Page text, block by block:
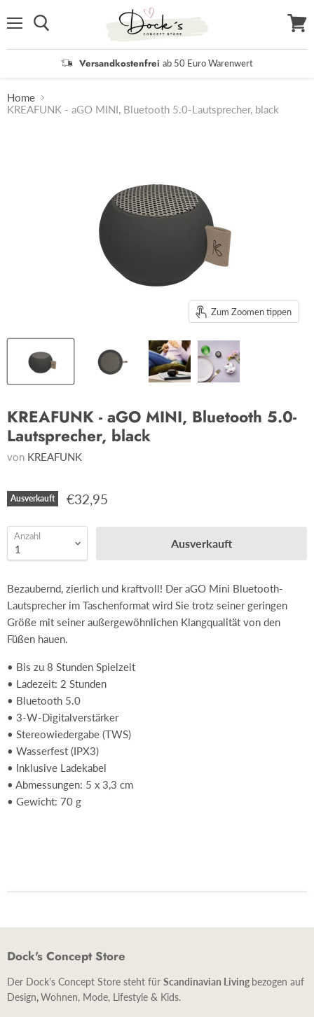
Versandkostenfrei ab 50 Euro Warenwert
Home
KREAFUNK - aGO MINI, Bluetooth 5.0-Lautsprecher, black
Zum Zoomen tippen
KREAFUNK - aGO MINI, Bluetooth 5.0-
Lautsprecher, black
von KREAFUNK
Ausverkauft €32,95
Anzahl
Ausverkauft
Bezaubernd, zierlich und kraftvoll! Der aGO Mini Bluetooth-
Lautsprecher im Taschenformat wird Sie trotz seiner geringen
Größe mit seiner außergewöhnlichen Klangqualität von den
Füßen hauen.
• Bis zu 8 Stunden Spielzeit
• Ladezeit: 2 Stunden
• Bluetooth 5.0
• 3-W-Digitalverstärker
• Stereowiedergabe (TWS)
• Wasserfest (IPX3)
• Inklusive Ladekabel
• Abmessungen: 5 x 3,3 cm
• Gewicht: 70 g
Dock's Concept Store
Der Dock's Concept Store steht für Scandinavian Living bezogen auf
Design,Wohnen, Mode, Lifestyle & Kids.